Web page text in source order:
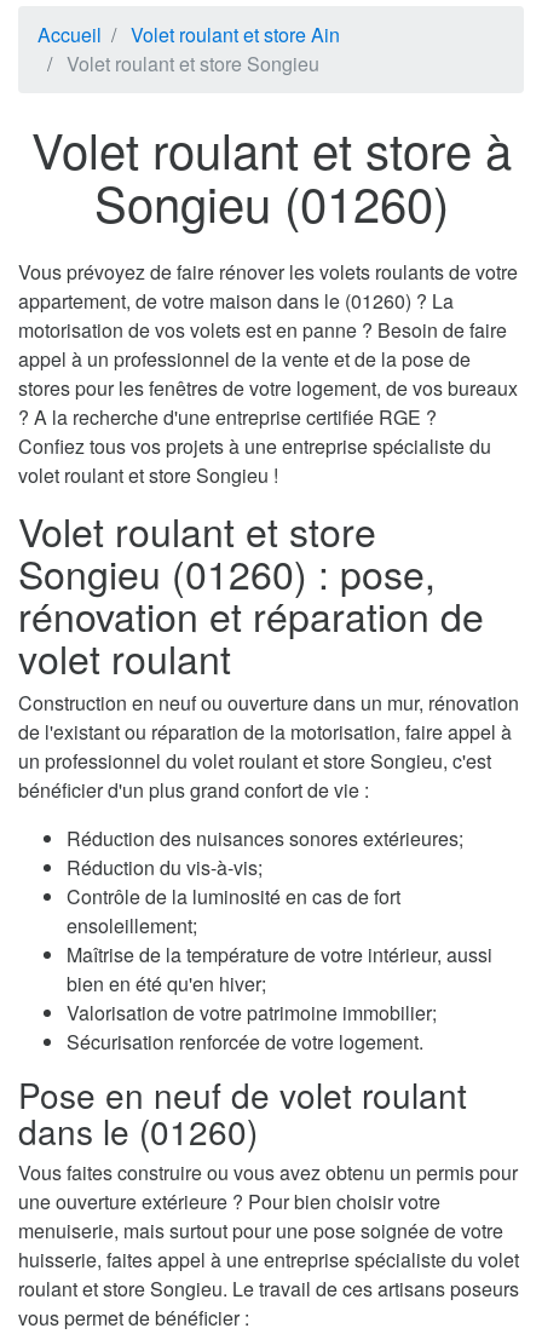
Accueil
Volet roulant et store Ain
Volet roulant et store Songieu
Volet roulant et store à
Songieu (01260)
Vous prévoyez de faire rénover les volets roulants de votre
appartement, de votre maison dans le (01260) ? La
motorisation de vos volets est en panne ? Besoin de faire
appel à un professionnel de la vente et de la pose de
stores pour les fenêtres de votre logement, de vos bureaux
? A la recherche d'une entreprise certifiée RGE ?
Confiez tous vos projets à une entreprise spécialiste du
volet roulant et store Songieu !
Volet roulant et store
Songieu (01260) : pose,
rénovation et réparation de
volet roulant
Construction en neuf ou ouverture dans un mur, rénovation
de l'existant ou réparation de la motorisation, faire appel à
un professionnel du volet roulant et store Songieu, c'est
bénéficier d'un plus grand confort de vie :
Réduction des nuisances sonores extérieures;
Réduction du vis-à-vis;
Contrôle de la luminosité en cas de fort
ensoleillement;
Maîtrise de la température de votre intérieur, aussi
bien en été qu'en hiver;
Valorisation de votre patrimoine immobilier;
Sécurisation renforcée de votre logement.
Pose en neuf de volet roulant
dans le (01260)
Vous faites construire ou vous avez obtenu un permis pour
une ouverture extérieure ? Pour bien choisir votre
menuiserie, mais surtout pour une pose soignée de votre
huisserie, faites appel à une entreprise spécialiste du volet
roulant et store Songieu. Le travail de ces artisans poseurs
vous permet de bénéficier :